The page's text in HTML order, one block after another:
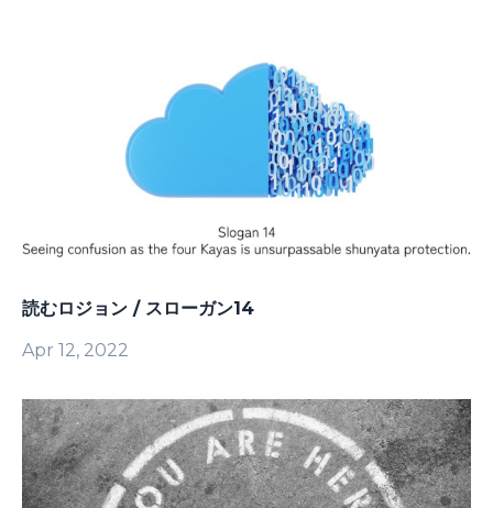
読むロジョン / スローガン14
Apr 12, 2022